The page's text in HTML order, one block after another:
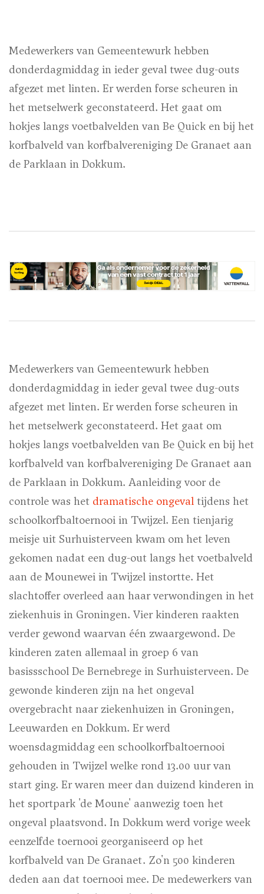
Medewerkers van Gemeentewurk hebben
donderdagmiddag in ieder geval twee dug-outs
afgezet met linten. Er werden forse scheuren in
het metselwerk geconstateerd. Het gaat om
hokjes langs voetbalvelden van Be Quick en bij het
korfbalveld van korfbalvereniging De Granaet aan
de Parklaan in Dokkum.
Medewerkers van Gemeentewurk hebben
donderdagmiddag in ieder geval twee dug-outs
afgezet met linten. Er werden forse scheuren in
het metselwerk geconstateerd. Het gaat om
hokjes langs voetbalvelden van Be Quick en bij het
korfbalveld van korfbalvereniging De Granaet aan
de Parklaan in Dokkum. Aanleiding voor de
controle was het dramatische ongeval tijdens het
schoolkorfbaltoernooi in Twijzel. Een tienjarig
meisje uit Surhuisterveen kwam om het leven
gekomen nadat een dug-out langs het voetbalveld
aan de Mounewei in Twijzel instortte. Het
slachtoffer overleed aan haar verwondingen in het
ziekenhuis in Groningen. Vier kinderen raakten
verder gewond waarvan één zwaargewond. De
kinderen zaten allemaal in groep 6 van
basissschool De Bernebrege in Surhuisterveen. De
gewonde kinderen zijn na het ongeval
overgebracht naar ziekenhuizen in Groningen,
Leeuwarden en Dokkum. Er werd
woensdagmiddag een schoolkorfbaltoernooi
gehouden in Twijzel welke rond 13.00 uur van
start ging. Er waren meer dan duizend kinderen in
het sportpark 'de Moune' aanwezig toen het
ongeval plaatsvond. In Dokkum werd vorige week
eenzelfde toernooi georganiseerd op het
korfbalveld van De Granaet. Zo'n 500 kinderen
deden aan dat toernooi mee. De medewerkers van